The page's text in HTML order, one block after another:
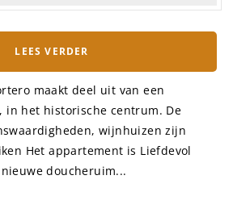
LEES VERDER
maakt deel uit van een
in het historische centrum. De
wijnhuizen zijn
Het appartement is Liefdevol
doucheruim...